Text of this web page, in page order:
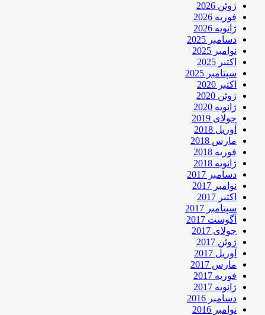
ژوئن 2026
فوریه 2026
ژانویه 2026
دسامبر 2025
نوامبر 2025
اکتبر 2025
سپتامبر 2025
اکتبر 2020
ژوئن 2020
ژانویه 2020
جولای 2019
آوریل 2018
مارس 2018
فوریه 2018
ژانویه 2018
دسامبر 2017
نوامبر 2017
اکتبر 2017
سپتامبر 2017
آگوست 2017
جولای 2017
ژوئن 2017
آوریل 2017
مارس 2017
فوریه 2017
ژانویه 2017
دسامبر 2016
نوامبر 2016